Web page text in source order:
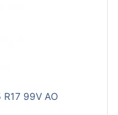
99V AO